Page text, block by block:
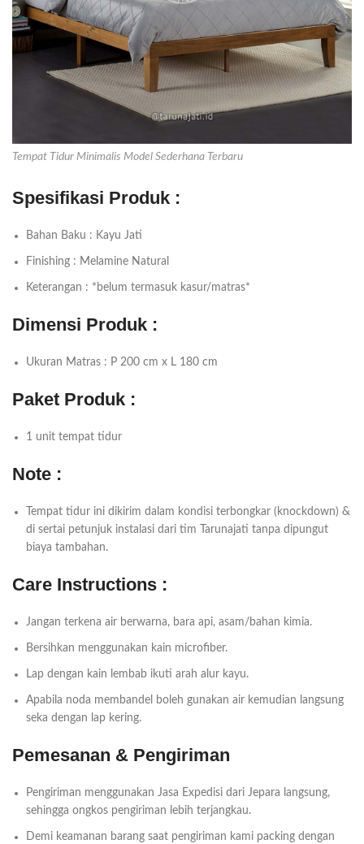
Tempat Tidur Minimalis Model Sederhana Terbaru
Spesifikasi Produk :
Bahan Baku : Kayu Jati
Finishing : Melamine Natural
Keterangan : *belum termasuk kasur/matras*
Dimensi Produk :
Ukuran Matras : P 200 cm x L 180 cm
Paket Produk :
1 unit tempat tidur
Note :
Tempat tidur ini dikirim dalam kondisi terbongkar (knockdown) &
di sertai petunjuk instalasi dari tim Tarunajati tanpa dipungut
biaya tambahan.
Care Instructions :
Jangan terkena air berwarna, bara api, asam/bahan kimia.
Bersihkan menggunakan kain microfiber.
Lap dengan kain lembab ikuti arah alur kayu.
Apabila noda membandel boleh gunakan air kemudian langsung
seka dengan lap kering.
Pemesanan & Pengiriman
Pengiriman menggunakan Jasa Expedisi dari Jepara langsung,
sehingga ongkos pengiriman lebih terjangkau.
Demi keamanan barang saat pengiriman kami packing dengan